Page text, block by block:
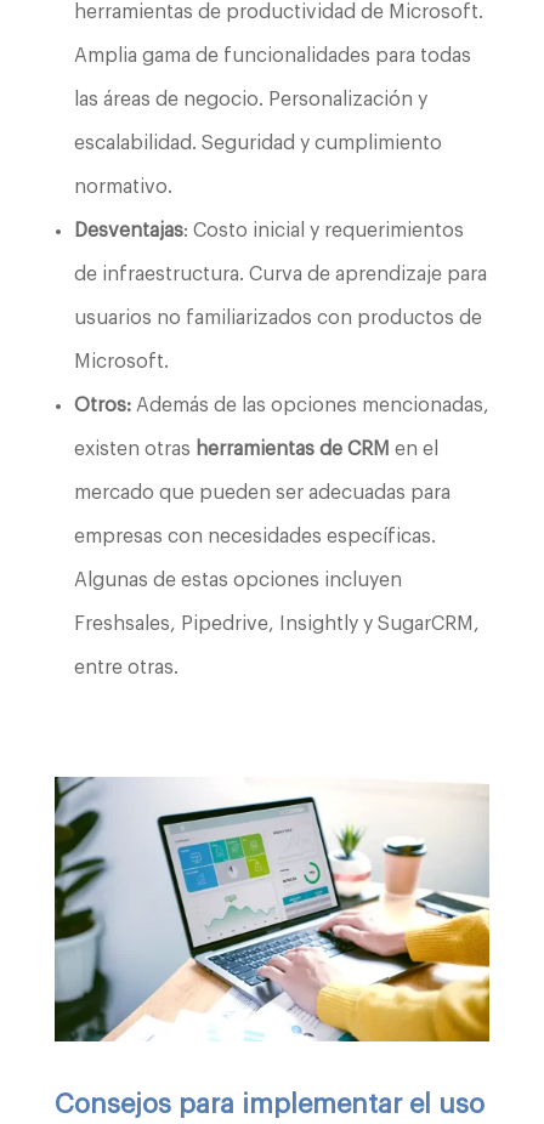
herramientas de productividad de Microsoft.
Amplia gama de funcionalidades para todas
las áreas de negocio. Personalización y
escalabilidad. Seguridad y cumplimiento
normativo.
Desventajas: Costo inicial y requerimientos
de infraestructura. Curva de aprendizaje para
usuarios no familiarizados con productos de
Microsoft.
Otros: Además de las opciones mencionadas,
existen otras herramientas de CRM en el
mercado que pueden ser adecuadas para
empresas con necesidades específicas.
Algunas de estas opciones incluyen
Freshsales, Pipedrive, Insightly y SugarCRM,
entre otras.
Consejos para implementar el uso